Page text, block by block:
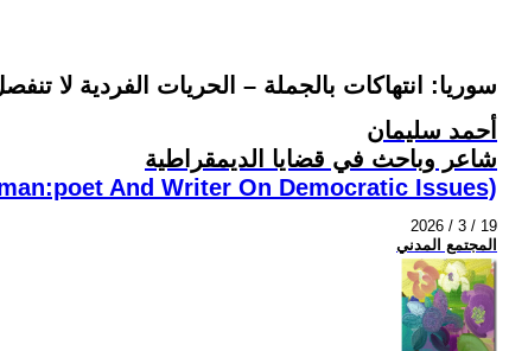
سوريا: انتهاكات بالجملة – الحريات الفردية لا
أحمد سليمان
شاعر وباحث في قضايا الديمقراطية
And Writer On Democratic Issues)
2026 / 3 / 19
المجتمع المدني